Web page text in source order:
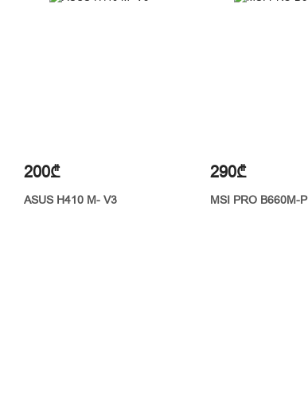
200₾
ASUS H410 M- V3
290₾
MSI PRO B660M-P